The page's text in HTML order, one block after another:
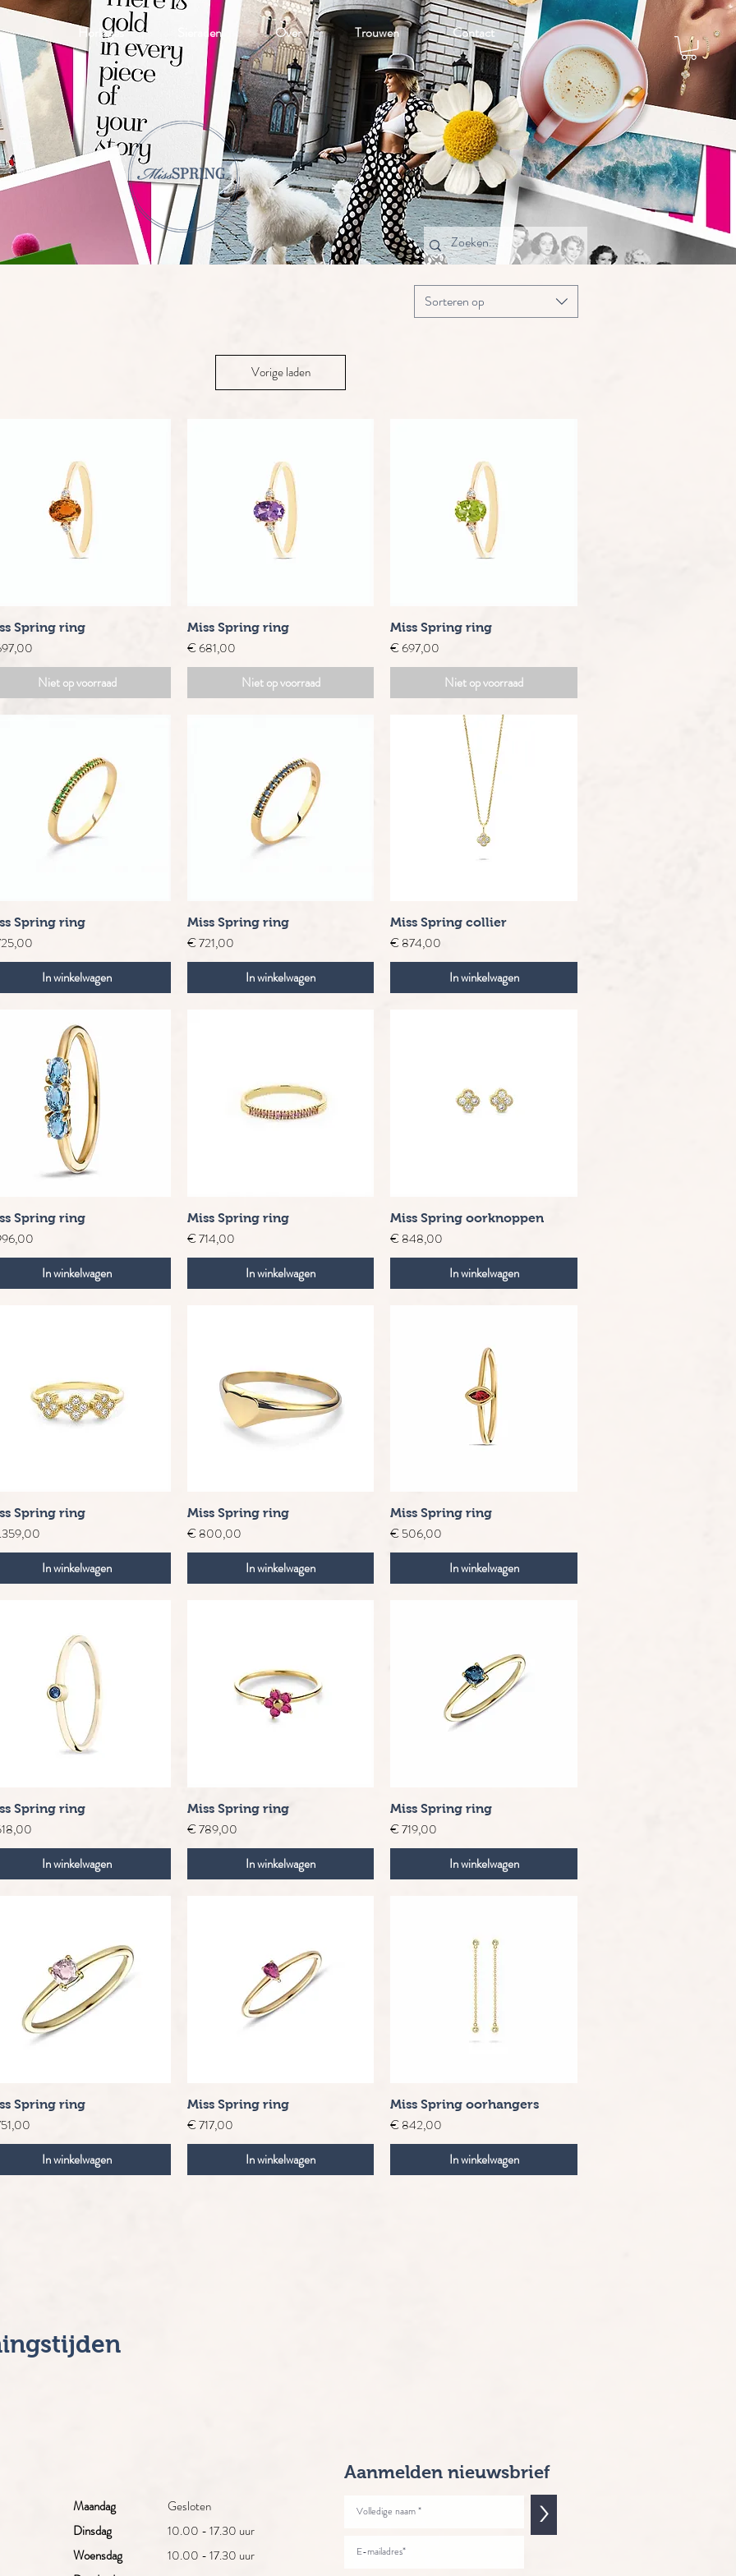
Horloges Sieraden Over Trouwen Contact
Sorteren op
Vorige laden
Snel overzicht
Spring ring
Niet op voorraad
Snel overzicht
Miss Spring ring
Prijs
€ 681,00
Niet op voorraad
Snel overzicht
Miss Spring ring
Prijs
€ 697,00
Niet op voorraad
Snel overzicht
Spring ring
In winkelwagen
Snel overzicht
Miss Spring ring
Prijs
€ 721,00
In winkelwagen
Snel overzicht
Miss Spring collier
Prijs
€ 874,00
In winkelwagen
Snel overzicht
Spring ring
In winkelwagen
Snel overzicht
Miss Spring ring
Prijs
€ 714,00
In winkelwagen
Snel overzicht
Miss Spring oorknoppen
Prijs
€ 848,00
In winkelwagen
Snel overzicht
Spring ring
In winkelwagen
Snel overzicht
Miss Spring ring
Prijs
€ 800,00
In winkelwagen
Snel overzicht
Miss Spring ring
Prijs
€ 506,00
In winkelwagen
Snel overzicht
Spring ring
In winkelwagen
Snel overzicht
Miss Spring ring
Prijs
€ 789,00
In winkelwagen
Snel overzicht
Miss Spring ring
Prijs
€ 719,00
In winkelwagen
Snel overzicht
Spring ring
In winkelwagen
Snel overzicht
Miss Spring ring
Prijs
€ 717,00
In winkelwagen
Snel overzicht
Miss Spring oorhangers
Prijs
€ 842,00
In winkelwagen
Maandag
Dinsdag
Woensdag
Gesloten
10.00 - 17.30 uur
10.00 - 17.30 uur
Aanmelden nieuwsbrief
>